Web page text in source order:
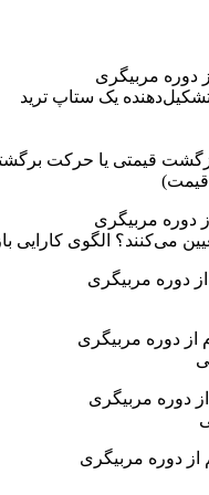
یک ستاپ ترید
قیمتی یا حرکت
قیمت)
می‌کنند؟ الگوی کارایی